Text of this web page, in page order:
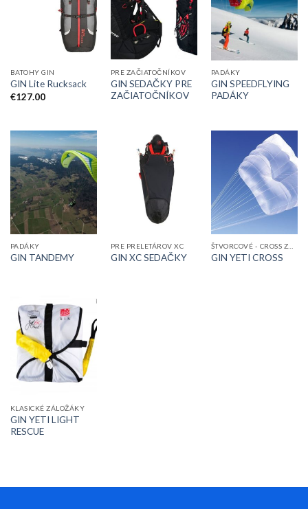
BATOHY GIN
GIN Lite Rucksack
€127.00
PRE ZAČIATOČNÍKOV
GIN SEDAČKY PRE
ZAČIATOČNÍKOV
PADÁKY
GIN SPEEDFLYING
PADÁKY
PADÁKY
GIN TANDEMY
PRE PRELETÁROV XC
GIN XC SEDAČKY GIN YETI CROSS
KLASICKÉ ZÁLOŽÁKY
GIN YETI LIGHT
RESCUE